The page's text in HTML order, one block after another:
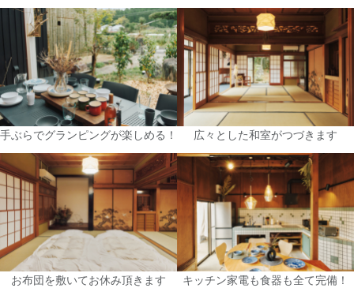
手ぶらでグランピングが楽しめる！ 広々とした和室がつづきます
お布団を敷いてお休み頂きます キッチン家電も食器も全て完備！